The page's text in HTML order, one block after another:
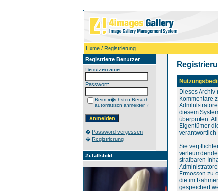
Home / Registrierung
Registrierte Benutzer
Benutzername:
Passwort:
Beim n�chsten Besuch
automatisch anmelden?
� Password vergessen
� Registrierung
Zufallsbild
Dieses Archiv
Kommentare
diesem
überprüfen.
Eigentümer
verantwortlich
Sie
strafbaren
Ermessen zu
die im
gespeichert